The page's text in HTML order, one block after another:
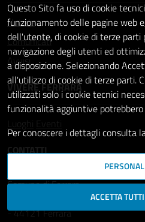
Notizie
Comunicati
Avvisi
VIVERE FERRARA
Luoghi
Eventi
CONTATTI
Comune di Ferrara
Piazza del Municipio, 2
- 44121 Ferrara
Questo Sito fa uso di cookie
funzionamento delle pagine web
dell'utente, di cookie di terze parti
navigazione degli utenti ed
a disposizione. Selezionando
all'utilizzo di cookie di terze parti.
utilizzati solo i cookie tecnici
funzionalità aggiuntive
Per conoscere i dettagli consulta
ACCETTA